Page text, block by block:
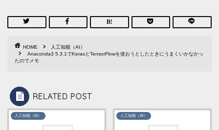
HOME
人工知能（AI）
Anaconda3 5.3.1でKerasとTensorFlowを使おうとしたときにうまくいかなかっ
たのでメモ
RELATED POST
人工知能（AI） 人工知能（AI）